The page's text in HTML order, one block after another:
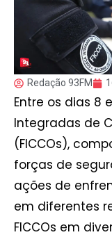
Redação 93FM
Entre os dias 8
Integradas de
(FICCOs),
forças de
ações de
em diferentes
FICCOs em